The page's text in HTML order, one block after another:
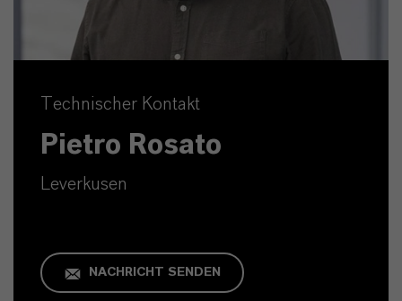
Technischer Kontakt
Pietro Rosato
Leverkusen
NACHRICHT SENDEN